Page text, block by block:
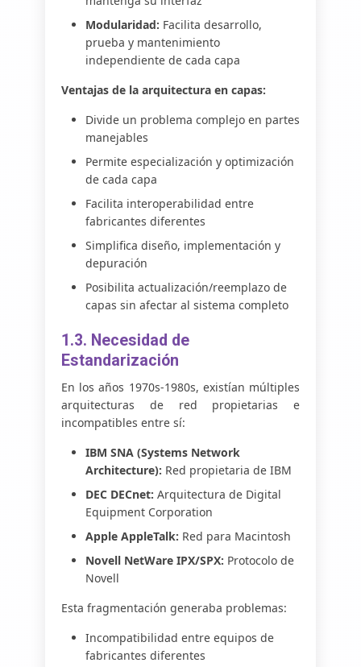
Modularidad: Facilita desarrollo,
prueba y mantenimiento
independiente de cada capa
Ventajas de la arquitectura en capas:
Divide un problema complejo en partes
manejables
Permite especialización y optimización
de cada capa
Facilita interoperabilidad entre
fabricantes diferentes
Simplifica diseño, implementación y
depuración
Posibilita actualización/reemplazo de
capas sin afectar al sistema completo
1.3. Necesidad de
Estandarización
En los años 1970s-1980s, existían múltiples
arquitecturas de red propietarias e
incompatibles entre sí:
IBM SNA (Systems Network
Architecture): Red propietaria de IBM
DEC DECnet: Arquitectura de Digital
Equipment Corporation
Apple AppleTalk: Red para Macintosh
Novell NetWare IPX/SPX: Protocolo de
Novell
Esta fragmentación generaba problemas:
Incompatibilidad entre equipos de
fabricantes diferentes